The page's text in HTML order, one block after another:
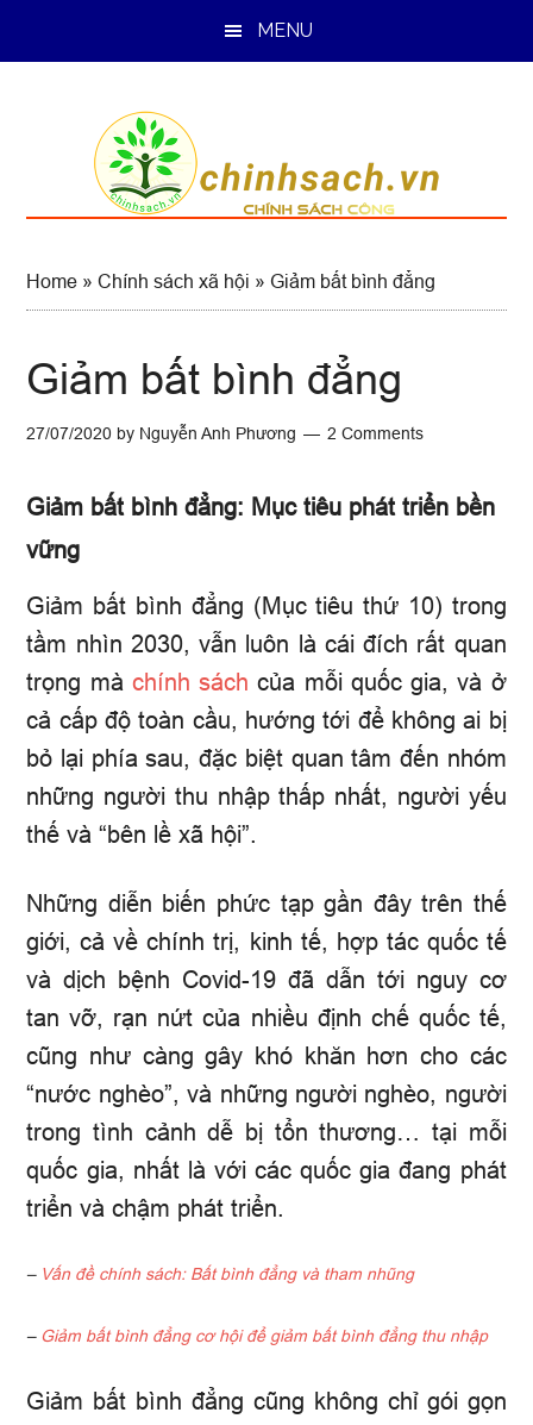
MENU
Home »Chính sách xã hội » Giảm bất bình đẳng
Giảm bất bình đẳng
27/07/2020 by Nguyễn Anh Phương 2 Comments
Giảm bất bình đẳng: Mục tiêu phát triển bền
vững
Giảm bất bình đẳng (Mục tiêu thứ 10) trong
tầm nhìn 2030, vẫn luôn là cái đích rất quan
trọng mà chính sách của mỗi quốc gia, và ở
cả cấp độ toàn cầu, hướng tới để không ai bị
bỏ lại phía sau, đặc biệt quan tâm đến nhóm
những người thu nhập thấp nhất, người yếu
thế và “bên lề xã hội”.
Những diễn biến phức tạp gần đây trên thế
giới, cả về chính trị, kinh tế, hợp tác quốc tế
và dịch bệnh Covid-19 đã dẫn tới nguy cơ
tan vỡ, rạn nứt của nhiều định chế quốc tế,
cũng như càng gây khó khăn hơn cho các
“nước nghèo”, và những người nghèo, người
trong tình cảnh dễ bị tổn thương… tại mỗi
quốc gia, nhất là với các quốc gia đang phát
triển và chậm phát triển.
– Vấn đề chính sách: Bất bình đẳng và tham nhũng
– Giảm bất bình đẳng cơ hội để giảm bất bình đẳng thu nhập
Giảm bất bình đẳng cũng không chỉ gói gọn